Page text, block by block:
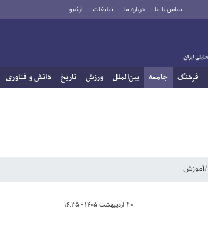
تماس با ما درباره ما تبلیغات آرشیو
فرهنگ جامعه بین‌الملل ورزش تاریخ دانش و فناوری
آموزش
۳۰ اردیبهشت ۱۴۰۵ - ۱۶:۳۵